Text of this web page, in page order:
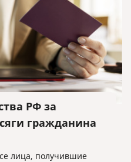
РФ за
гражданина
лица, получившие